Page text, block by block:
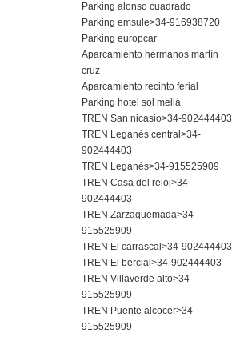
Parking alonso cuadrado
Parking emsule>34-916938720
Parking europcar
Aparcamiento hermanos martín
cruz
Aparcamiento recinto ferial
Parking hotel sol meliá
TREN San nicasio>34-902444403
TREN Leganés central>34-
902444403
TREN Leganés>34-915525909
TREN Casa del reloj>34-
902444403
TREN Zarzaquemada>34-
915525909
TREN El carrascal>34-902444403
TREN El bercial>34-902444403
TREN Villaverde alto>34-
915525909
TREN Puente alcocer>34-
915525909